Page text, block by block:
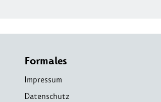
Formales
Impressum
Datenschutz